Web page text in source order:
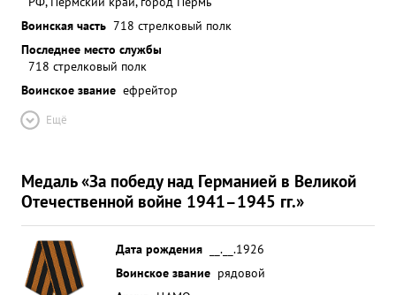
Воинская часть 718 стрелковый полк
Последнее место службы
718 стрелковый полк
Воинское звание ефрейтор
Ещё
Медаль «За победу над Германией в Великой
Отечественной войне 1941–1945 гг.»
Дата рождения
__.__.1926
Воинское звание рядовой